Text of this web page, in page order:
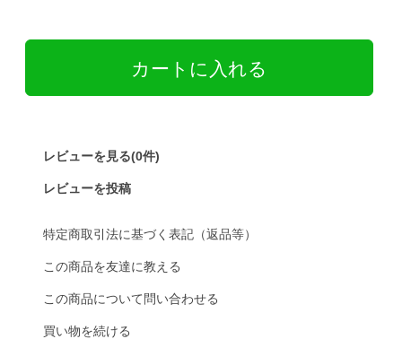
レビューを見る(0件)
レビューを投稿
特定商取引法に基づく表記（返品等）
この商品を友達に教える
この商品について問い合わせる
買い物を続ける